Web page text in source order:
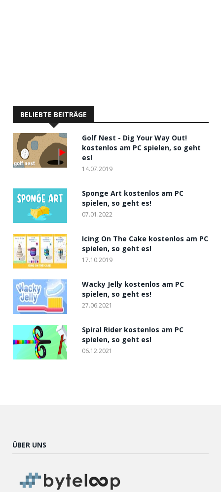
BELIEBTE BEITRÄGE
Golf Nest - Dig Your Way Out!
kostenlos am PC spielen, so geht
es!
14.07.2019
Sponge Art kostenlos am PC
spielen, so geht es!
07.01.2022
Icing On The Cake kostenlos am PC
spielen, so geht es!
17.10.2019
Wacky Jelly kostenlos am PC
spielen, so geht es!
27.06.2021
Spiral Rider kostenlos am PC
spielen, so geht es!
06.12.2021
ÜBER UNS